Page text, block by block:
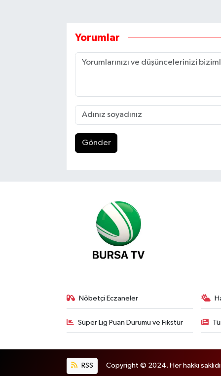
Yorumlar
Gönder
Nöbetçi Eczaneler
Süper Lig Puan Durumu ve Fikstür
RSS Copyright © 2024. Her hakkı